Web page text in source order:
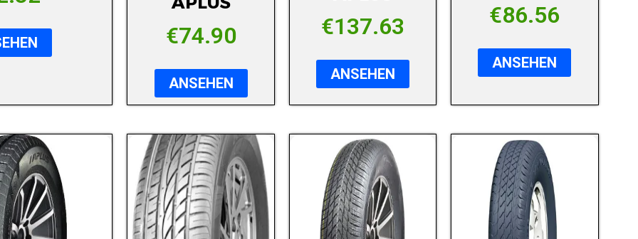
€74.90
ANSEHEN
€137.63
ANSEHEN
€86.56
ANSEHEN